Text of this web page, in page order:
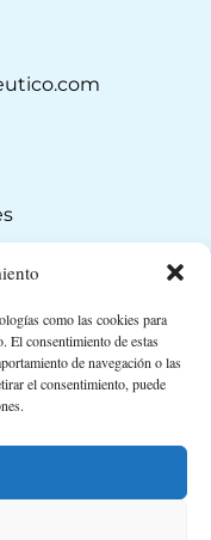
como las cookies para
El consentimiento de estas
de navegación o las
el consentimiento, puede